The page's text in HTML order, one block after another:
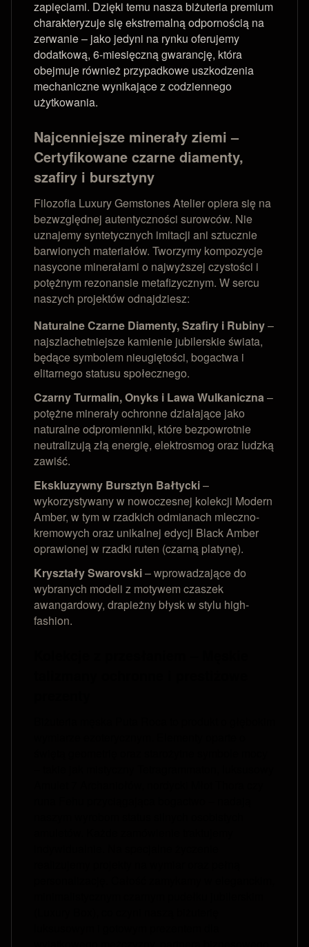
zapięciami. Dzięki temu nasza biżuteria premium
charakteryzuje się ekstremalną odpornością na
zerwanie – jako jedyni na rynku oferujemy
dodatkową, 6-miesięczną gwarancję, która
obejmuje również przypadkowe uszkodzenia
mechaniczne wynikające z codziennego
użytkowania.
Najcenniejsze minerały ziemi –
Certyfikowane czarne diamenty,
szafiry i bursztyny
Filozofia Luxury Gemstones Atelier opiera się na
bezwzględnej autentyczności surowców. Nie
uznajemy syntetycznych imitacji ani sztucznie
barwionych materiałów. Tworzymy kompozycje
nasycone minerałami o najwyższej czystości i
potężnym rezonansie metafizycznym. W sercu
naszych projektów odnajdziesz:
Naturalne Czarne Diamenty, Szafiry i Rubiny–
najszlachetniejsze kamienie jubilerskie świata,
będące symbolem nieugiętości, bogactwa i
elitarnego statusu społecznego.
Czarny Turmalin, Onyks i Lawa Wulkaniczna–
potężne minerały ochronne działające jako
naturalne odpromienniki, które bezpowrotnie
neutralizują złą energię, elektrosmog oraz ludzką
zawiść.
Ekskluzywny Bursztyn Bałtycki–
wykorzystywany w nowoczesnej kolekcji Modern
Amber, w tym w rzadkich odmianach mleczno-
kremowych oraz unikalnej edycji Black Amber
oprawionej w rzadki ruten (czarną platynę).
Kryształy Swarovski– wprowadzające do
wybranych modeli z motywem czaszek
awangardowy, drapieżny błysk w stylu high-
fashion.